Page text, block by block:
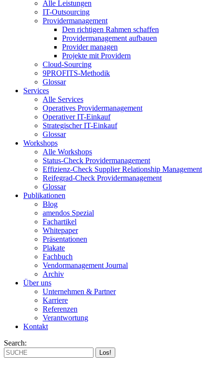
Alle Leistungen
IT-Outsourcing
Providermanagement
Den richtigen Rahmen schaffen
Providermanagement aufbauen
Provider managen
Projekte mit Providern
Cloud-Sourcing
9PROFITS-Methodik
Glossar
Services
Alle Services
Operatives Providermanagement
Operativer IT-Einkauf
Strategischer IT-Einkauf
Glossar
Workshops
Alle Workshops
Status-Check Providermanagement
Effizienz-Check Supplier Relationship Management
Reifegrad-Check Providermanagement
Glossar
Publikationen
Blog
amendos Spezial
Fachartikel
Whitepaper
Präsentationen
Plakate
Fachbuch
Vendormanagement Journal
Archiv
Über uns
Unternehmen & Partner
Karriere
Referenzen
Verantwortung
Kontakt
Search: